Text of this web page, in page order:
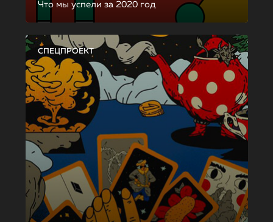
Что мы успели за 2020 год
СПЕЦПРОЕКТ